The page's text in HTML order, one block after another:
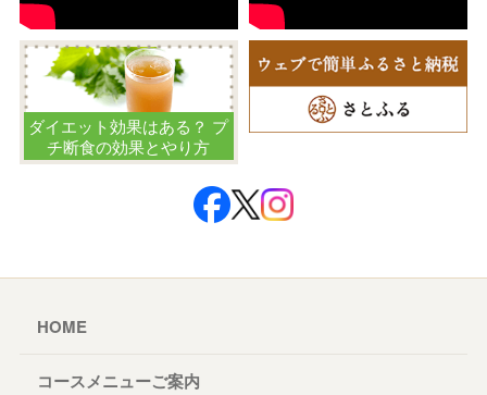
ダイエット効果はある？ プ
チ断食の効果とやり方
HOME
コースメニューご案内